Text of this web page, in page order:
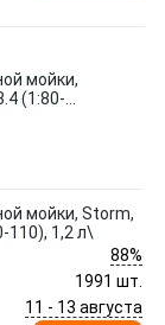
мойки,
(1:80-
мойки, Storm,
110), 1,2 л\
88%
1991 шт.
11 - 13 августа